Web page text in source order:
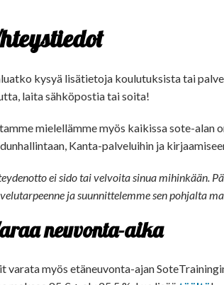
kysyä lisätietoja koulutuksista tai
laita sähköpostia tai soita!
mielellämme myös kaikissa sote-alan
Kanta-palveluihin ja
ei sido tai velvoita sinua mihinkään.
ja suunnittelemme sen pohjalta
neuvonta-aika
varata myös etäneuvonta-ajan